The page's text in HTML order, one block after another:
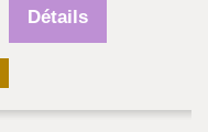
Détails